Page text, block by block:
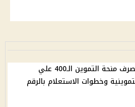
آخر موعد لصرف منحة التموين الـ400 علي
وخطوات الاستعلام بالرقم